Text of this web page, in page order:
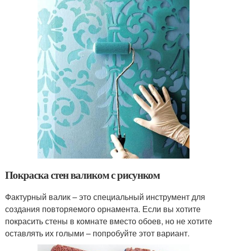
Покраска стен валиком с рисунком
Фактурный валик – это специальный инструмент для
создания повторяемого орнамента. Если вы хотите
покрасить стены в комнате вместо обоев, но не хотите
оставлять их голыми – попробуйте этот вариант.